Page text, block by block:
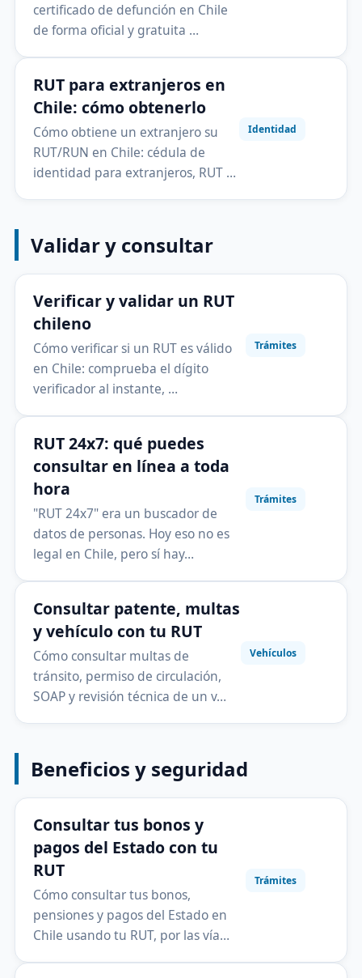
certificado de defunción en Chile
de forma oficial y gratuita …
RUT para extranjeros en
Chile: cómo obtenerlo
Cómo obtiene un extranjero su
RUT/RUN en Chile: cédula de
identidad para extranjeros, RUT …
Identidad
Validar y consultar
Verificar y validar un RUT
chileno
Cómo verificar si un RUT es válido
en Chile: comprueba el dígito
verificador al instante, …
Trámites
RUT 24x7: qué puedes
consultar en línea a toda
hora
"RUT 24x7" era un buscador de
datos de personas. Hoy eso no es
legal en Chile, pero sí hay…
Trámites
Consultar patente, multas
y vehículo con tu RUT
Cómo consultar multas de
tránsito, permiso de circulación,
SOAP y revisión técnica de un v…
Vehículos
Beneficios y seguridad
Consultar tus bonos y
pagos del Estado con tu
RUT
Cómo consultar tus bonos,
pensiones y pagos del Estado en
Chile usando tu RUT, por las vía…
Trámites